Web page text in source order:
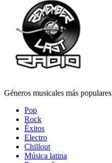
Géneros musicales más populares
Pop
Rock
Éxitos
Electro
Chillout
Música latina